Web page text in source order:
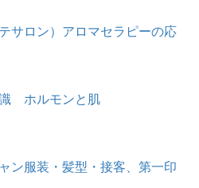
サロン）アロマセラピーの応
ホルモンと肌
ン服装・髪型・接客、第一印